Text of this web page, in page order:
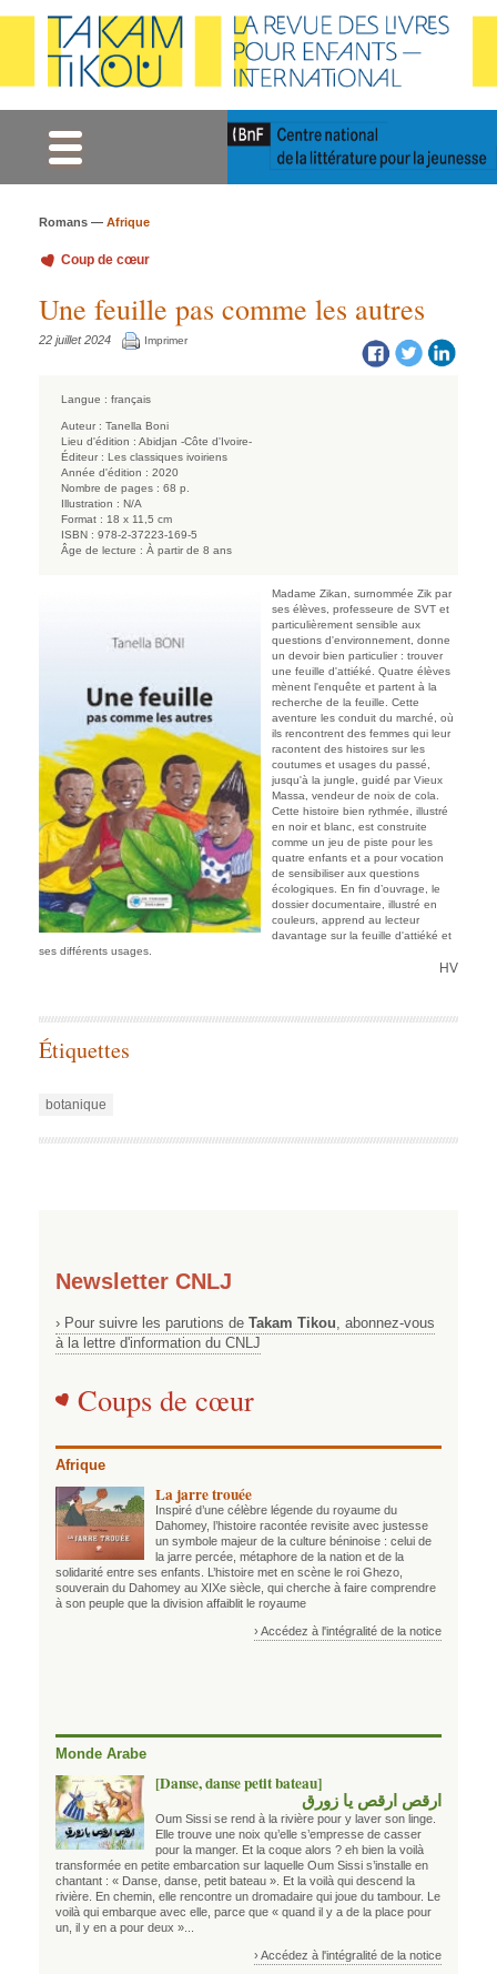
Romans — Afrique
Coup de cœur
Une feuille pas comme les autres
22 juillet 2024 Imprimer
Langue : français
Auteur : Tanella Boni
Lieu d'édition : Abidjan -Côte d'Ivoire-
Éditeur : Les classiques ivoiriens
Année d'édition : 2020
Nombre de pages : 68 p.
Illustration : N/A
Format : 18 x 11,5 cm
ISBN : 978-2-37223-169-5
Âge de lecture : À partir de 8 ans
Madame Zikan, surnommée Zik par
ses élèves, professeure de SVT et
particulièrement sensible aux
questions d'environnement, donne
un devoir bien particulier : trouver
une feuille d'attiéké. Quatre élèves
mènent l'enquête et partent à la
recherche de la feuille. Cette
aventure les conduit du marché, où
ils rencontrent des femmes qui leur
racontent des histoires sur les
coutumes et usages du passé,
jusqu'à la jungle, guidé par Vieux
Massa, vendeur de noix de cola.
Cette histoire bien rythmée, illustré
en noir et blanc, est construite
comme un jeu de piste pour les
quatre enfants et a pour vocation
de sensibiliser aux questions
écologiques. En fin d’ouvrage, le
dossier documentaire, illustré en
couleurs, apprend au lecteur
davantage sur la feuille d'attiéké et
ses différents usages.
HV
Étiquettes
botanique
Newsletter CNLJ
› Pour suivre les parutions de Takam Tikou , abonnez-vous
à la lettre d'information du CNLJ
Coups de cœur
Afrique
La jarre trouée
Inspiré d’une célèbre légende du royaume du
Dahomey, l’histoire racontée revisite avec justesse
un symbole majeur de la culture béninoise : celui de
la jarre percée, métaphore de la nation et de la
solidarité entre ses enfants. L’histoire met en scène le roi Ghezo,
souverain du Dahomey au XIXe siècle, qui cherche à faire comprendre
à son peuple que la division affaiblit le royaume
› Accédez à l'intégralité de la notice
Monde Arabe
[Danse, danse petit bateau]
ارقص ارقص يا زورق
Oum Sissi se rend à la rivière pour y laver son linge.
Elle trouve une noix qu’elle s’empresse de casser
pour la manger. Et la coque alors ? eh bien la voilà
transformée en petite embarcation sur laquelle Oum Sissi s’installe en
chantant : « Danse, danse, petit bateau ». Et la voilà qui descend la
rivière. En chemin, elle rencontre un dromadaire qui joue du tambour. Le
voilà qui embarque avec elle, parce que « quand il y a de la place pour
un, il y en a pour deux »...
› Accédez à l'intégralité de la notice